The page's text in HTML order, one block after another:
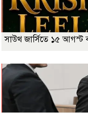
সাউথ জার্সিতে ১৫ আগস্ট